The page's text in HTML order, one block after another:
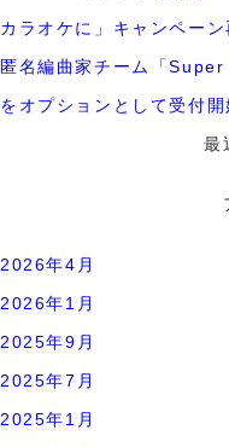
カラオケに」キャンペーン
匿名編曲家チーム「
をオプションとして受付開
最
2026年4月
2026年1月
2025年9月
2025年7月
2025年1月